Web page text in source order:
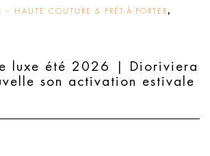
– HAUTE COUTURE & PRÊT-À-PORTER,
luxe été 2026 | Dioriviera
son activation estivale